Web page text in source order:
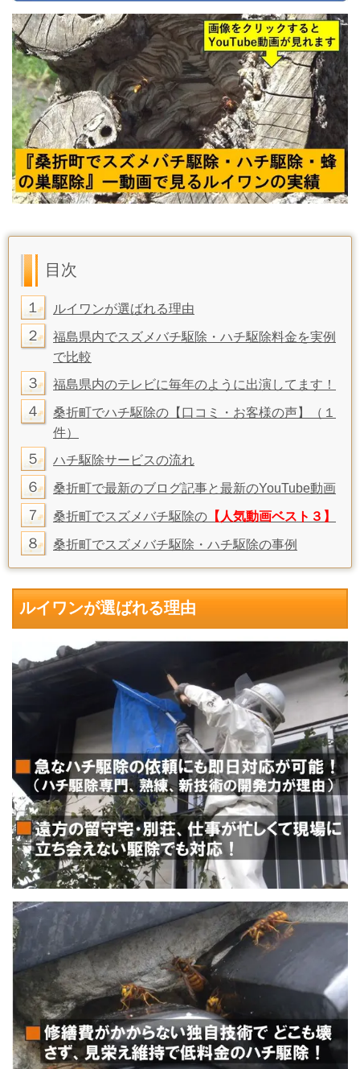
目次
１ ルイワンが選ばれる理由
２
福島県内でスズメバチ駆除・ハチ駆除料金を実例
で比較
３ 福島県内のテレビに毎年のように出演してます！
４ 桑折町でハチ駆除の【口コミ・お客様の声】
（１
件）
５ ハチ駆除サービスの流れ
６ 桑折町で最新のブログ記事と最新のYouTube動画
７ 桑折町でスズメバチ駆除の 【人気動画ベスト３】
８ 桑折町でスズメバチ駆除・ハチ駆除の事例
ルイワンが選ばれる理由